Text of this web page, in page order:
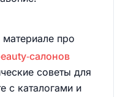
материале про
советы для
с каталогами и